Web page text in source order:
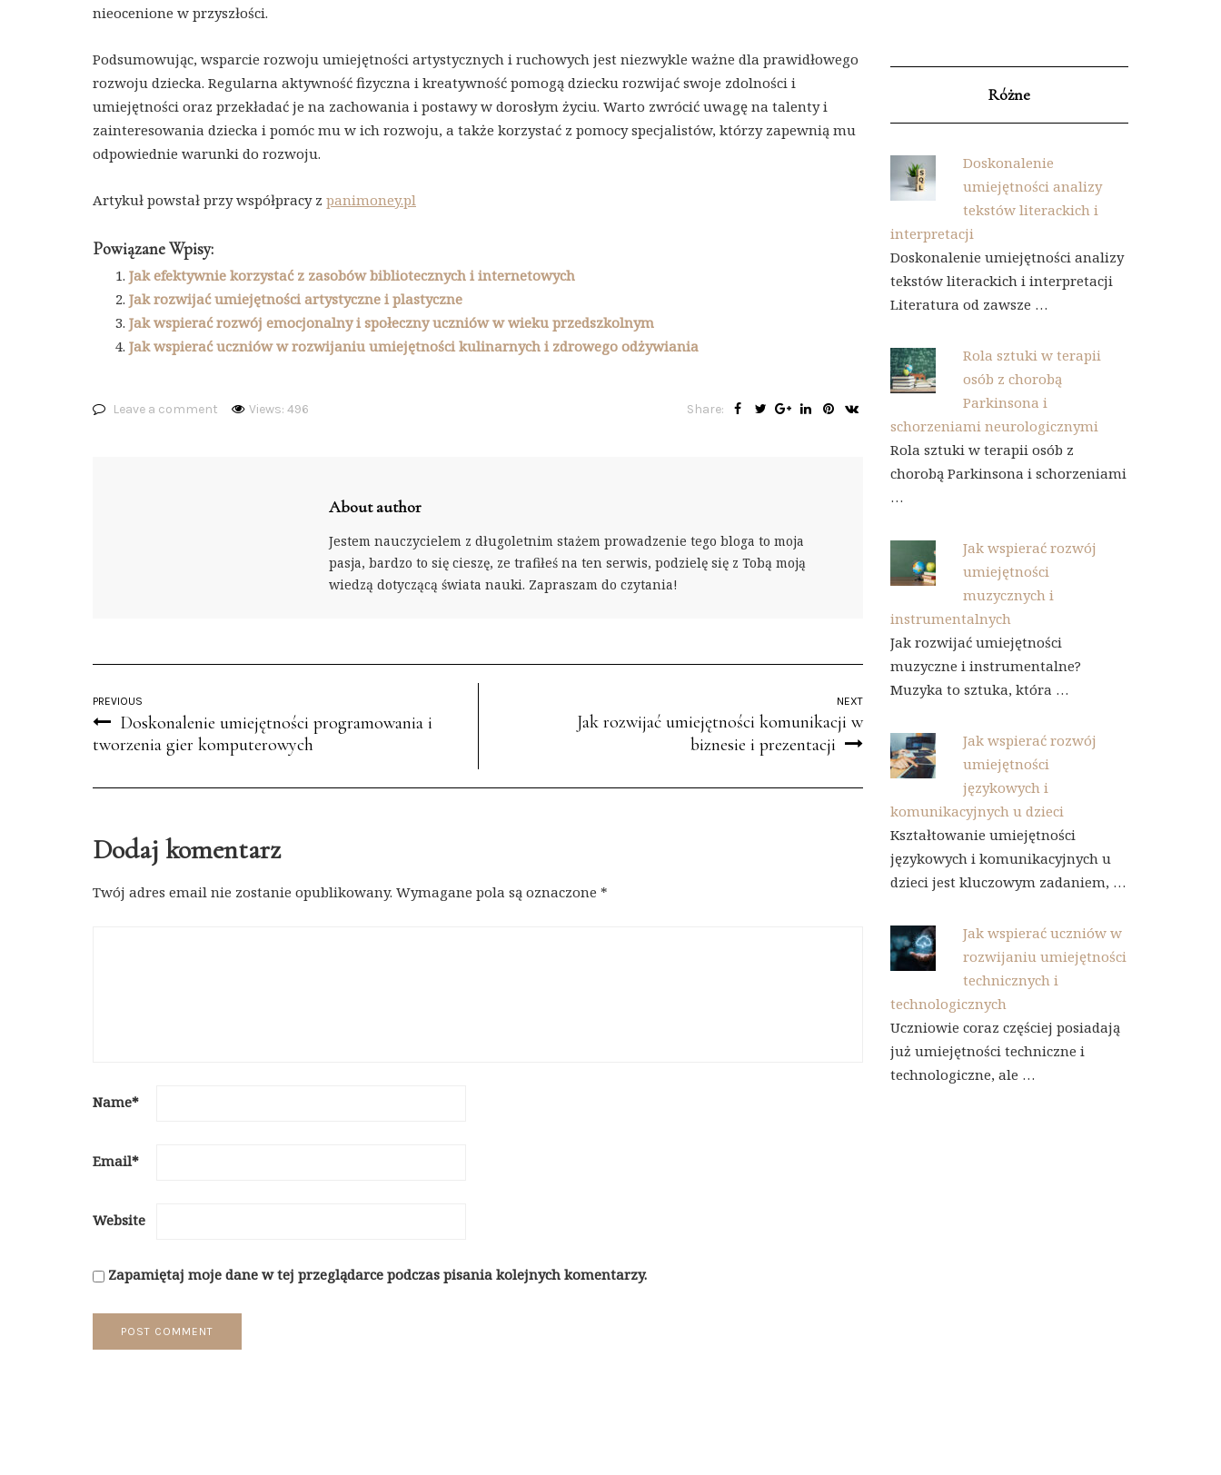
nieocenione w przyszłości.
Podsumowując, wsparcie rozwoju umiejętności artystycznych i ruchowych jest niezwykle ważne dla prawidłowego
rozwoju dziecka. Regularna aktywność fizyczna i kreatywność pomogą dziecku rozwijać swoje zdolności i
umiejętności oraz przekładać je na zachowania i postawy w dorosłym życiu. Warto zwrócić uwagę na talenty i
zainteresowania dziecka i pomóc mu w ich rozwoju, a także korzystać z pomocy specjalistów, którzy zapewnią mu
odpowiednie warunki do rozwoju.
Artykuł powstał przy współpracy z panimoney.pl
Powiązane Wpisy:
Jak efektywnie korzystać z zasobów bibliotecznych i internetowych
Jak rozwijać umiejętności artystyczne i plastyczne
Jak wspierać rozwój emocjonalny i społeczny uczniów w wieku przedszkolnym
Jak wspierać uczniów w rozwijaniu umiejętności kulinarnych i zdrowego odżywiania
Leave a comment Views: 496 Share:
About author
Jestem nauczycielem z długoletnim stażem prowadzenie tego bloga to moja
pasja, bardzo to się cieszę, ze trafiłeś na ten serwis, podzielę się z Tobą moją
wiedzą dotyczącą świata nauki. Zapraszam do czytania!
PREVIOUS
Doskonalenie umiejętności programowania i
tworzenia gier komputerowych
NEXT
Jak rozwijać umiejętności komunikacji w
biznesie i prezentacji
Dodaj komentarz
Twój adres email nie zostanie opublikowany. Wymagane pola są oznaczone *
Name*
Email*
Website
Zapamiętaj moje dane w tej przeglądarce podczas pisania kolejnych komentarzy.
Różne
Doskonalenie
umiejętności analizy
tekstów literackich i
interpretacji
Doskonalenie umiejętności analizy
tekstów literackich i interpretacji
Literatura od zawsze …
Rola sztuki w terapii
osób z chorobą
Parkinsona i
schorzeniami neurologicznymi
Rola sztuki w terapii osób z
chorobą Parkinsona i schorzeniami
…
Jak wspierać rozwój
umiejętności
muzycznych i
instrumentalnych
Jak rozwijać umiejętności
muzyczne i instrumentalne?
Muzyka to sztuka, która …
Jak wspierać rozwój
umiejętności
językowych i
komunikacyjnych u dzieci
Kształtowanie umiejętności
językowych i komunikacyjnych u
dzieci jest kluczowym zadaniem, …
Jak wspierać uczniów w
rozwijaniu umiejętności
technicznych i
technologicznych
Uczniowie coraz częściej posiadają
już umiejętności techniczne i
technologiczne, ale …